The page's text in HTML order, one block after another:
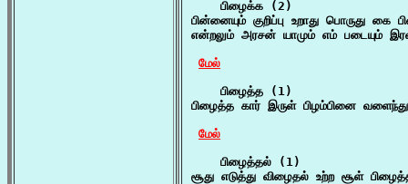
    பிழைக்க (2)
பின்னையும் குறிப்பு உறாது பொருது
என்றலும் அரசன் யாமும் எம் படையும்
மேல்
    பிழைத்த (1)
பிழைத்த கார் இருள் பிழம்பினை
மேல்
    பிழைத்தல் (1)
சூது எடுத்து விழைதல் உற்ற சூள்